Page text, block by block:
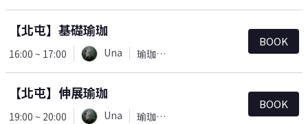
【北屯】基礎瑜珈
16:00 ~ 17:00 Una 瑜珈＆皮拉提斯
BOOK
【北屯】伸展瑜珈
19:00 ~ 20:00 Una 瑜珈＆皮拉提斯
BOOK